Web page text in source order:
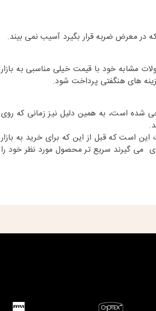
در معرض ضربه قرار بگیرد آسیب نمی بیند.
مشابه خود با قیمت خیلی مناسبی به بازار
های هنگفتی پرداخت شود.
شده است، به همین دلیل نیز زمانی که روی
است که قبل از این که برای خرید به بازار
می گیرند سریع تر محصول مورد نظر خود را